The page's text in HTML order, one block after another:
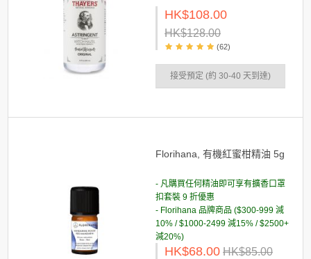
HK$108.00
HK$128.00
(62)
接受預定 (約 30-40 天到達)
Florihana, 有機紅蜜柑精油 5g
- 凡購買任何精油即可享有擴香口罩
扣套裝 9 折優惠
- Florihana 品牌商品 ($300-999 減
10% / $1000-2499 減15% / $2500+
減20%)
HK$68.00 HK$85.00